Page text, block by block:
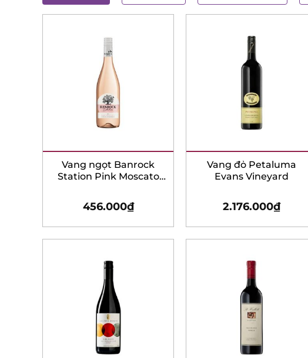
Vang ngọt Banrock
Station Pink Moscato
456.000₫
Vang đỏ Petaluma
Evans Vineyard
2.176.000₫